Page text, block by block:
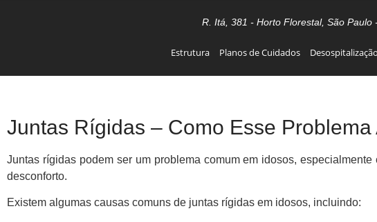
R. Itá, 381 - Horto Florestal, São Paulo
Estrutura Planos de Cuidados Desospitalização
Juntas Rígidas – Como Esse Problema
Juntas rígidas podem ser um problema comum em idosos,
desconforto.
Existem algumas causas comuns de juntas rígidas em idosos, incluindo: